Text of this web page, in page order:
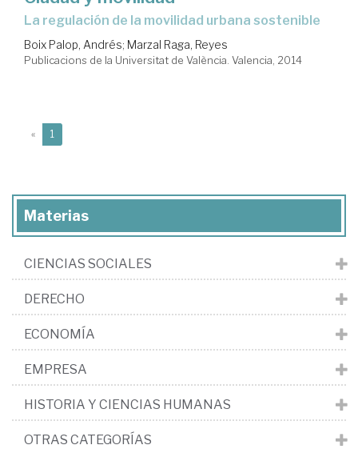
la regulación de la movilidad urbana sostenible
Boix Palop, Andrés; Marzal Raga, Reyes
Publicacions de la Universitat de València. Valencia, 2014
« 1
Materias
CIENCIAS SOCIALES
DERECHO
ECONOMÍA
EMPRESA
HISTORIA Y CIENCIAS HUMANAS
OTRAS CATEGORÍAS